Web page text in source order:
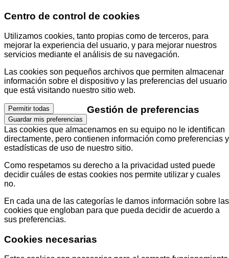
Centro de control de cookies
Utilizamos cookies, tanto propias como de terceros, para
mejorar la experiencia del usuario, y para mejorar nuestros
servicios mediante el análisis de su navegación.
Las cookies son pequeños archivos que permiten almacenar
información sobre el dispositivo y las preferencias del usuario
que está visitando nuestro sitio web.
Permitir todas
Guardar mis preferencias
Gestión de preferencias
Las cookies que almacenamos en su equipo no le identifican
directamente, pero contienen información como preferencias y
estadísticas de uso de nuestro sitio.
Como respetamos su derecho a la privacidad usted puede
decidir cuáles de estas cookies nos permite utilizar y cuales
no.
En cada una de las categorías le damos información sobre las
cookies que engloban para que pueda decidir de acuerdo a
sus preferencias.
Cookies necesarias